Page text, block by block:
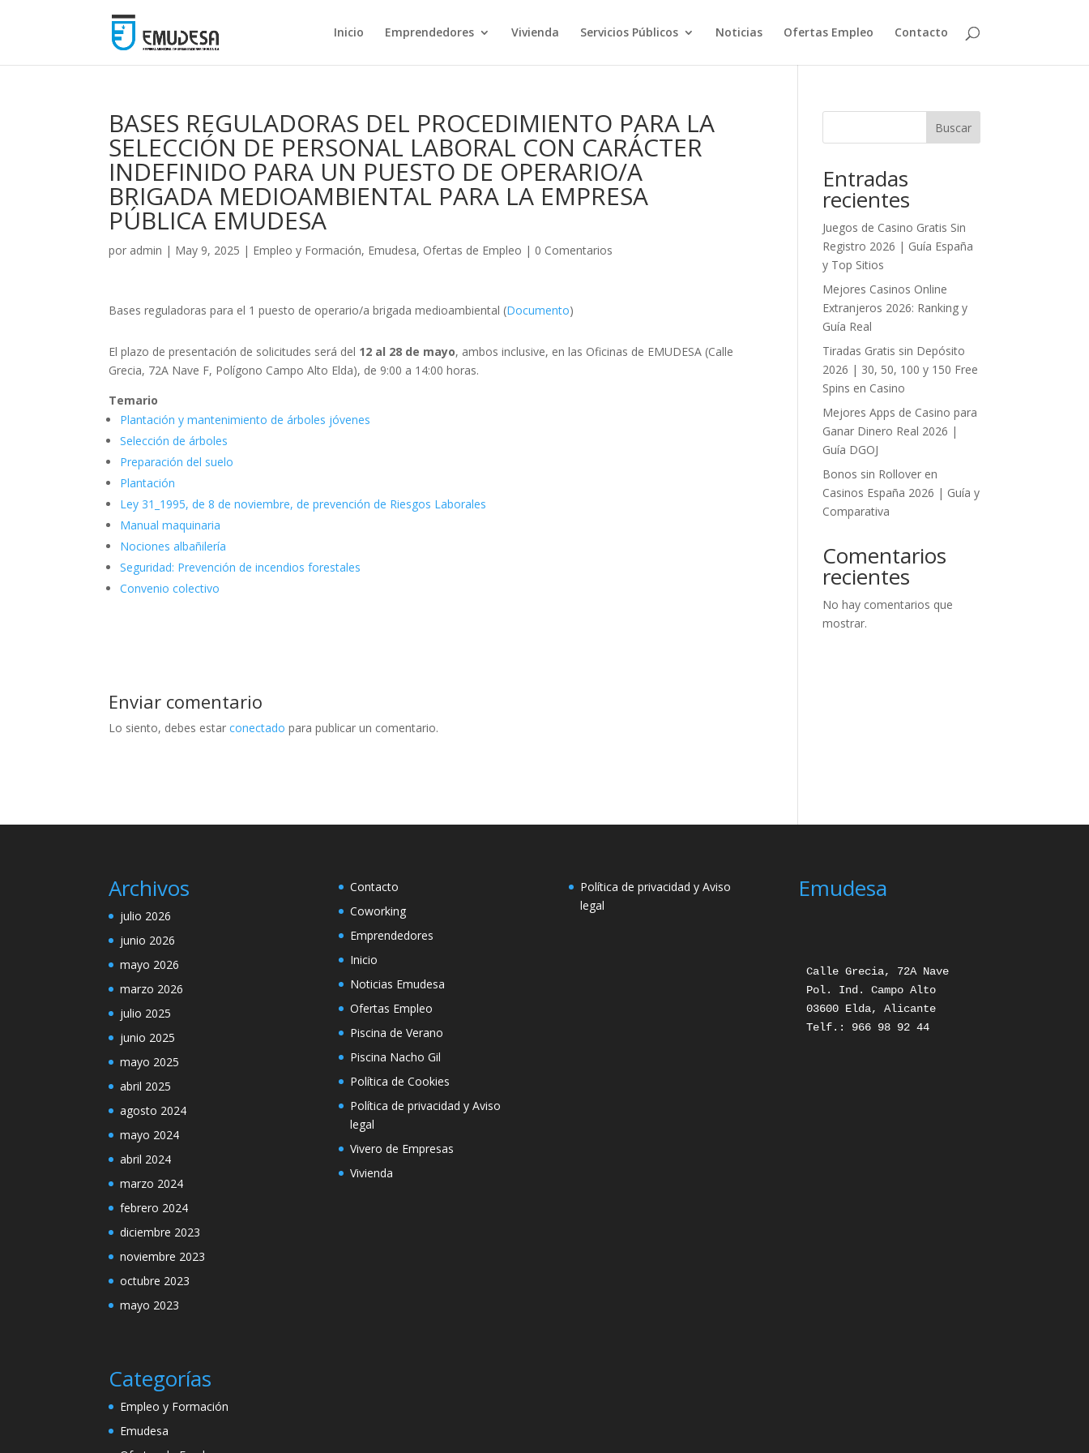
Inicio Emprendedores Vivienda Servicios Públicos Noticias Ofertas Empleo Contacto
BASES REGULADORAS DEL PROCEDIMIENTO PARA LA
SELECCIÓN DE PERSONAL LABORAL CON CARÁCTER
INDEFINIDO PARA UN PUESTO DE OPERARIO/A
BRIGADA MEDIOAMBIENTAL PARA LA EMPRESA
PÚBLICA EMUDESA
por admin | May 9, 2025 | Empleo y Formación, Emudesa, Ofertas de Empleo | 0 Comentarios
Bases reguladoras para el 1 puesto de operario/a brigada medioambiental (Documento)
El plazo de presentación de solicitudes será del 12 al 28 de mayo, ambos inclusive, en las Oficinas de EMUDESA (Calle
Grecia, 72A Nave F, Polígono Campo Alto Elda), de 9:00 a 14:00 horas.
Temario
Plantación y mantenimiento de árboles jóvenes
Selección de árboles
Preparación del suelo
Plantación
Ley 31_1995, de 8 de noviembre, de prevención de Riesgos Laborales
Manual maquinaria
Nociones albañilería
Seguridad: Prevención de incendios forestales
Convenio colectivo
Enviar comentario
Lo siento, debes estarconectado para publicar un comentario.
Buscar
Entradas
recientes
Juegos de Casino Gratis Sin
Registro 2026 | Guía España
y Top Sitios
Mejores Casinos Online
Extranjeros 2026: Ranking y
Guía Real
Tiradas Gratis sin Depósito
2026 | 30, 50, 100 y 150 Free
Spins en Casino
Mejores Apps de Casino para
Ganar Dinero Real 2026 |
Guía DGOJ
Bonos sin Rollover en
Casinos España 2026 | Guía y
Comparativa
Comentarios
recientes
No hay comentarios que
mostrar.
Archivos
julio 2026
junio 2026
mayo 2026
marzo 2026
julio 2025
junio 2025
mayo 2025
abril 2025
agosto 2024
mayo 2024
abril 2024
marzo 2024
febrero 2024
diciembre 2023
noviembre 2023
octubre 2023
mayo 2023
Categorías
Empleo y Formación
Emudesa
Contacto
Coworking
Emprendedores
Inicio
Noticias Emudesa
Ofertas Empleo
Piscina de Verano
Piscina Nacho Gil
Política de Cookies
Política de privacidad y Aviso
legal
Vivero de Empresas
Vivienda
Política de privacidad y Aviso
legal
Emudesa
Calle Grecia, 72A Nave
Pol. Ind. Campo Alto
03600 Elda, Alicante
Telf.: 966 98 92 44